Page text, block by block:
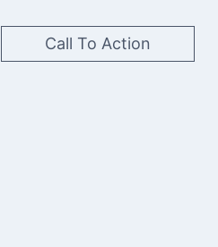
Call To Action